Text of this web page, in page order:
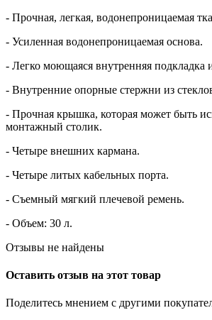
- Прочная, легкая, водонепроницаемая
- Усиленная водонепроницаемая основа.
- Легко моющаяся внутренняя
- Внутренние опорные стержни из
- Прочная крышка, которая может быть
монтажный столик.
- Четыре внешних кармана.
- Четыре литых кабельных порта.
- Съемный мягкий плечевой ремень.
- Объем: 30 л.
Отзывы не найдены
Оставить отзыв на этот товар
Поделитесь мнением с другими